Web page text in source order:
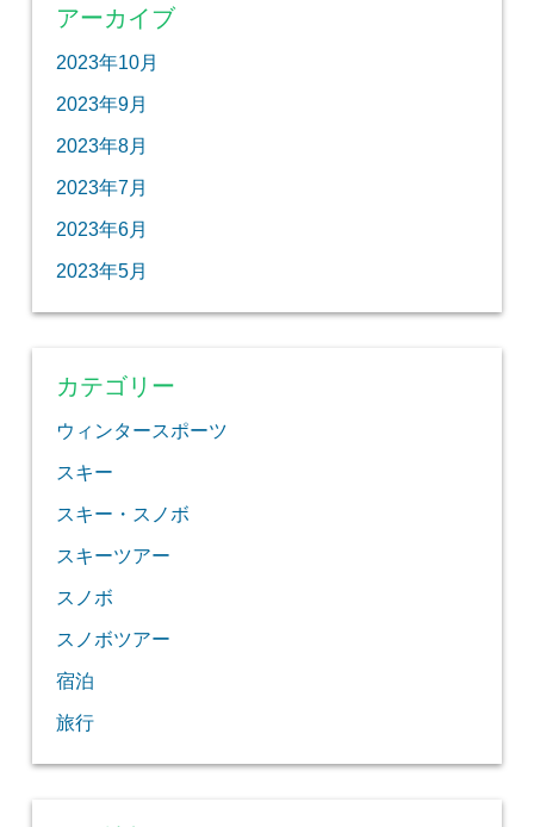
アーカイブ
2023年10月
2023年9月
2023年8月
2023年7月
2023年6月
2023年5月
カテゴリー
ウィンタースポーツ
スキー
スキー・スノボ
スキーツアー
スノボ
スノボツアー
宿泊
旅行